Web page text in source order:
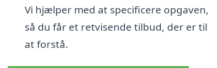
Vi hjælper med at specificere opgaven,
så du får et retvisende tilbud, der er til
at forstå.